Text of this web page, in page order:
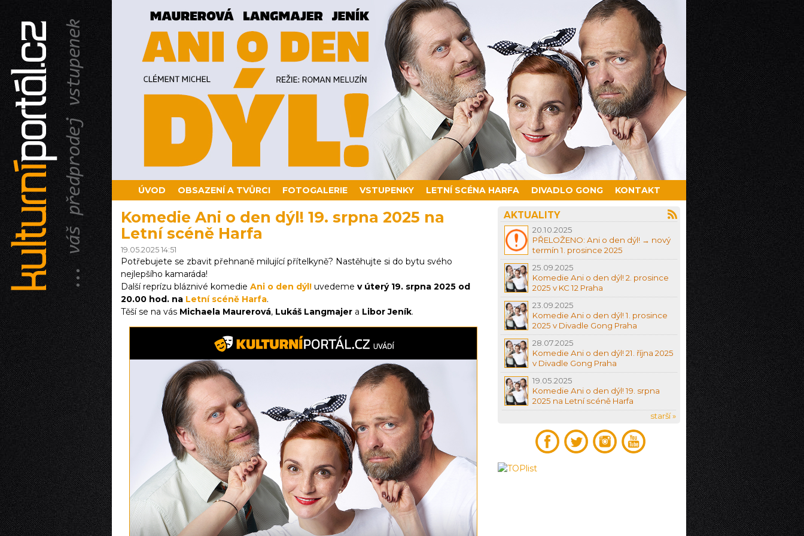
ÚVOD OBSAZENÍ A TVŮRCI FOTOGALERIE VSTUPENKY LETNÍ SCÉNA HARFA DIVADLO GONG KONTAKT
Komedie Ani o den dýl! 19. srpna 2025 na
Letní scéně Harfa
19.05.2025 14:51
Potřebujete se zbavit přehnaně milující přítelkyně? Nastěhujte si do bytu svého
nejlepšího kamaráda!
Další reprízu bláznivé komedie Ani o den dýl! uvedeme v úterý 19. srpna 2025 od
20.00 hod. na Letní scéně Harfa.
Těší se na vás Michaela Maurerová, Lukáš Langmajer a Libor Jeník.
AKTUALITY
20.10.2025
PŘELOŽENO: Ani o den dýl! → nový
termín 1. prosince 2025
25.09.2025
Komedie Ani o den dýl! 2. prosince
2025 v KC 12 Praha
23.09.2025
Komedie Ani o den dýl! 1. prosince
2025 v Divadle Gong Praha
28.07.2025
Komedie Ani o den dýl! 21. října 2025
v Divadle Gong Praha
19.05.2025
Komedie Ani o den dýl! 19. srpna
2025 na Letní scéně Harfa
starší »